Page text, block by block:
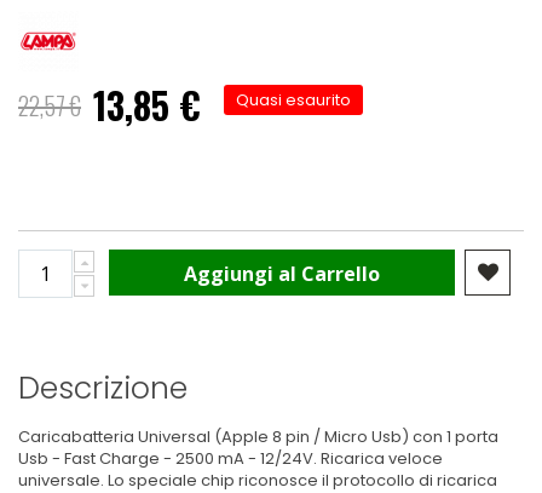
22,57 € Prezzo
speciale
13,85 € Quasi esaurito
Aggiungi al Carrello
Descrizione
Caricabatteria Universal (Apple 8 pin / Micro Usb) con 1 porta
Usb - Fast Charge - 2500 mA - 12/24V. Ricarica veloce
universale. Lo speciale chip riconosce il protocollo di ricarica